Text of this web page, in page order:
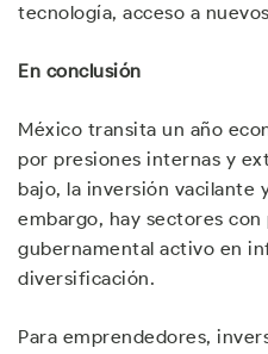
tecnología, acceso a
En conclusión
México transita un año
por presiones internas y
bajo, la inversión vacilante
embargo, hay sectores
gubernamental activo en
diversificación.
Para emprendedores,